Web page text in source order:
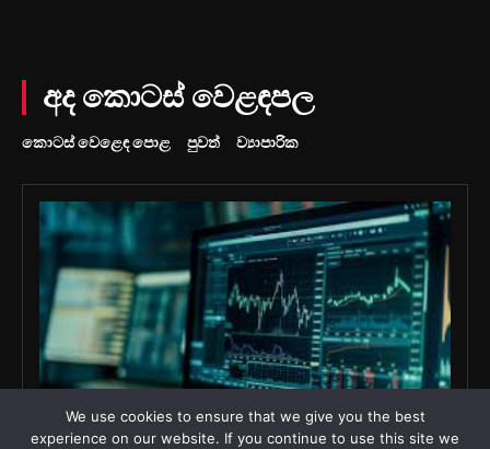
We use cookies to ensure that we give you the best
experience on our website. If you continue to use this site we